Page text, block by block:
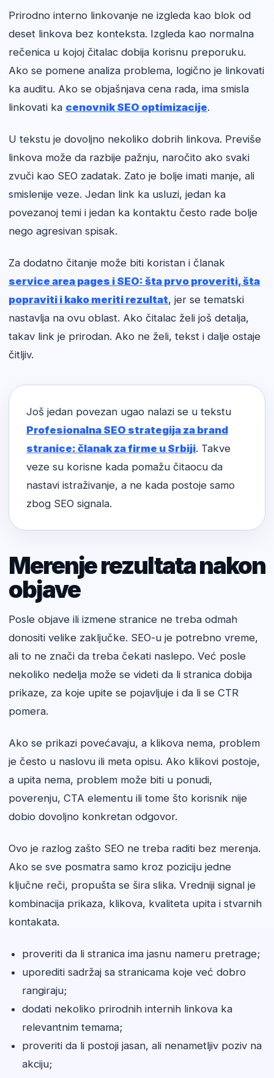
Prirodno interno linkovanje ne izgleda kao blok od
deset linkova bez konteksta. Izgleda kao normalna
rečenica u kojoj čitalac dobija korisnu preporuku.
Ako se pomene analiza problema, logično je linkovati
ka auditu. Ako se objašnjava cena rada, ima smisla
linkovati ka cenovnik SEO optimizacije.
U tekstu je dovoljno nekoliko dobrih linkova. Previše
linkova može da razbije pažnju, naročito ako svaki
zvuči kao SEO zadatak. Zato je bolje imati manje, ali
smislenije veze. Jedan link ka usluzi, jedan ka
povezanoj temi i jedan ka kontaktu često rade bolje
nego agresivan spisak.
Za dodatno čitanje može biti koristan i članak
service area pages i SEO: šta prvo proveriti, šta
popraviti i kako meriti rezultat, jer se tematski
nastavlja na ovu oblast. Ako čitalac želi još detalja,
takav link je prirodan. Ako ne želi, tekst i dalje ostaje
čitljiv.
Još jedan povezan ugao nalazi se u tekstu
Profesionalna SEO strategija za brand
stranice: članak za firme u Srbiji. Takve
veze su korisne kada pomažu čitaocu da
nastavi istraživanje, a ne kada postoje samo
zbog SEO signala.
Merenje rezultata nakon
objave
Posle objave ili izmene stranice ne treba odmah
donositi velike zaključke. SEO-u je potrebno vreme,
ali to ne znači da treba čekati naslepo. Već posle
nekoliko nedelja može se videti da li stranica dobija
prikaze, za koje upite se pojavljuje i da li se CTR
pomera.
Ako se prikazi povećavaju, a klikova nema, problem
je često u naslovu ili meta opisu. Ako klikovi postoje,
a upita nema, problem može biti u ponudi,
poverenju, CTA elementu ili tome što korisnik nije
dobio dovoljno konkretan odgovor.
Ovo je razlog zašto SEO ne treba raditi bez merenja.
Ako se sve posmatra samo kroz poziciju jedne
ključne reči, propušta se šira slika. Vredniji signal je
kombinacija prikaza, klikova, kvaliteta upita i stvarnih
kontakata.
proveriti da li stranica ima jasnu nameru pretrage;
uporediti sadržaj sa stranicama koje već dobro
rangiraju;
dodati nekoliko prirodnih internih linkova ka
relevantnim temama;
proveriti da li postoji jasan, ali nenametljiv poziv na
akciju;